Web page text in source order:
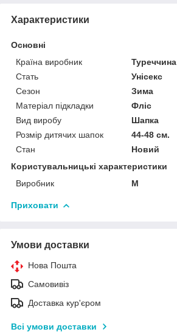
Характеристики
Основні
Країна виробник
Туреччина
Стать
Унісекс
Сезон
Зима
Матеріал підкладки
Фліс
Вид виробу
Шапка
Розмір дитячих шапок
44-48 см.
Стан
Новий
Користувальницькі характеристики
Виробник
М
Приховати
Умови доставки
Нова Пошта
Самовивіз
Доставка кур'єром
Всі умови доставки